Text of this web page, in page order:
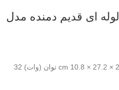
هواکش خانگی نمره 20 لوله ای قدیم دمنده مدل
ویژگی های فنی وزن 0.9 kg ابعاد 27.2 × 27.2 × 10.8 cm توان (وات) 32